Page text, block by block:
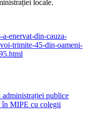
locale.
enervat-din-cauza-
trimite-45-din-oameni-
administrației publice
în MIPE cu colegii